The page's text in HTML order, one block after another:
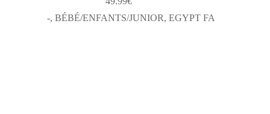
-, BÉBÉ/ENFANTS/JUNIOR, EGYPT FA